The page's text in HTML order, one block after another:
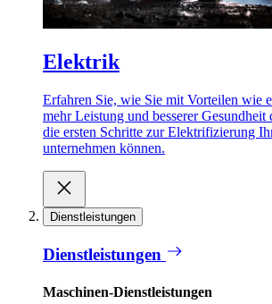
Elektrik
Erfahren Sie, wie Sie mit Vorteilen wie
mehr Leistung und besserer Gesundheit
die ersten Schritte zur Elektrifizierung
unternehmen können.
Dienstleistungen
Dienstleistungen
Maschinen-Dienstleistungen